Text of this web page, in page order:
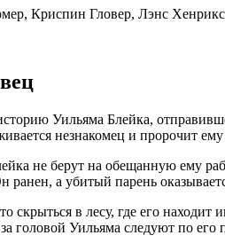
Криспин Гловер, Лэнс
Уильяма Блейка,
незнакомец и пророчит ему
не берут на обещанную ему
ранен, а убитый парень
скрыться в лесу, где его
головой Уильяма следуют по его